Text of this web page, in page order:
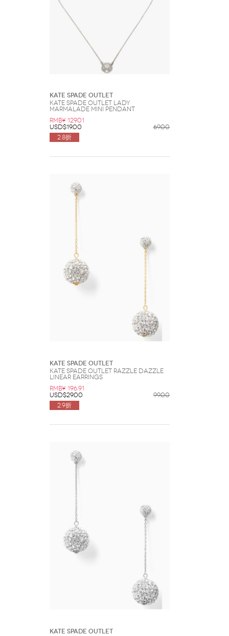
Kate Spade Outlet
Kate Spade Outlet Lady
Marmalade Mini Pendant
RMB¥ 129.01
USD$19.00
69.00
2.8折
Kate Spade Outlet
Kate Spade Outlet Razzle Dazzle
Linear Earrings
RMB¥ 196.91
USD$29.00
99.00
2.9折
Kate Spade Outlet